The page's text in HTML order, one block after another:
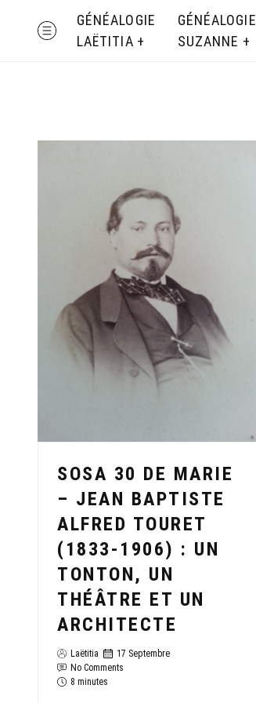
MENU
GÉNÉALOGIE
LAËTITIA
GÉNÉALOGIE
SUZANNE
SOSA 30 DE MARIE
– JEAN BAPTISTE
ALFRED TOURET
(1833-1906) : UN
TONTON, UN
THÉÂTRE ET UN
ARCHITECTE
Laëtitia
17 Septembre
No Comments
8 minutes